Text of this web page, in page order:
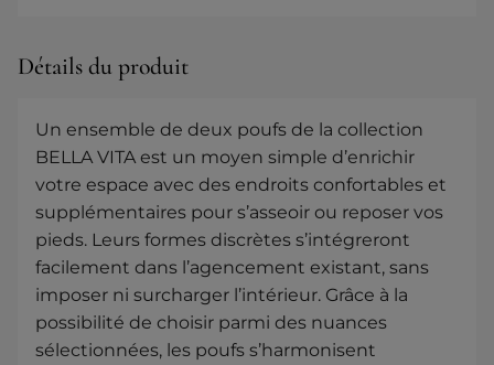
Détails du produit
Un ensemble de deux poufs de la collection
BELLA VITA est un moyen simple d’enrichir
votre espace avec des endroits confortables et
supplémentaires pour s’asseoir ou reposer vos
pieds. Leurs formes discrètes s’intégreront
facilement dans l’agencement existant, sans
imposer ni surcharger l’intérieur. Grâce à la
possibilité de choisir parmi des nuances
sélectionnées, les poufs s’harmonisent